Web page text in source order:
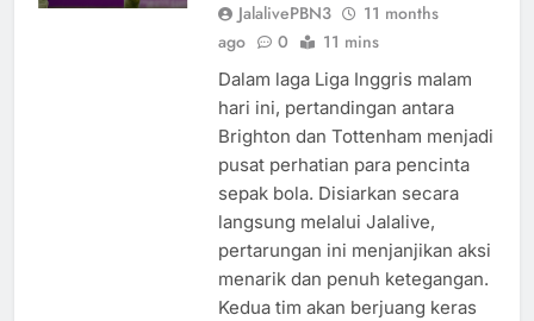
JalalivePBN3
11 months
ago
0 11 mins
Dalam laga Liga Inggris malam
hari ini, pertandingan antara
Brighton dan Tottenham menjadi
pusat perhatian para pencinta
sepak bola. Disiarkan secara
langsung melalui Jalalive,
pertarungan ini menjanjikan aksi
menarik dan penuh ketegangan.
Kedua tim akan berjuang keras